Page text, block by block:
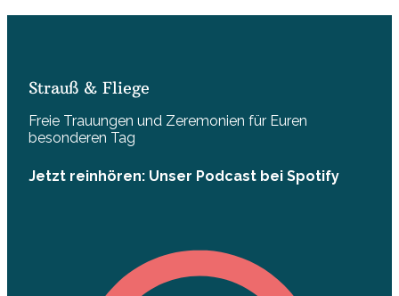
Strauß & Fliege
Freie Trauungen und Zeremonien für Euren
besonderen Tag
Jetzt reinhören: Unser Podcast bei Spotify